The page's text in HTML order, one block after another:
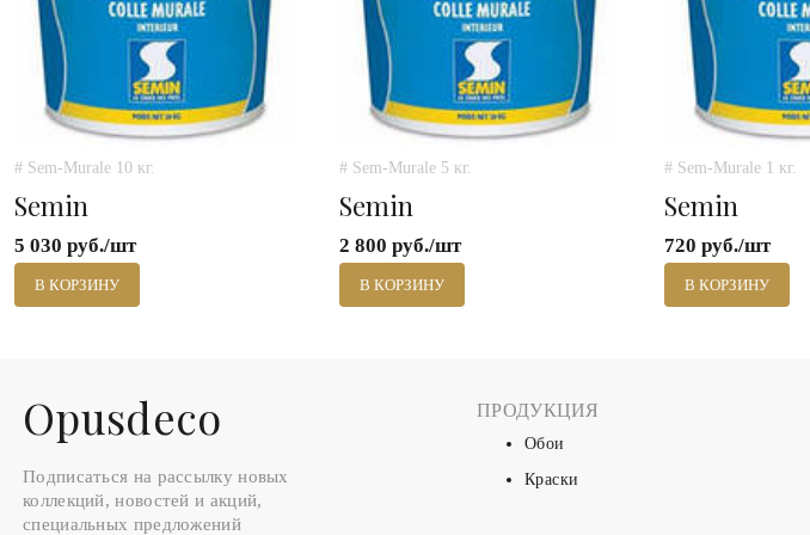
# Sem-Murale 10 кг.
Semin
5 030 руб./шт
В КОРЗИНУ
# Sem-Murale 5 кг.
Semin
2 800 руб./шт
В КОРЗИНУ
# Sem-Murale 1 кг.
Semin
720 руб./шт
В КОРЗИНУ
Оpusdeco
Подписаться на рассылку новых
коллекций, новостей и акций,
специальных предложений
ПРОДУКЦИЯ
Обои
Краски